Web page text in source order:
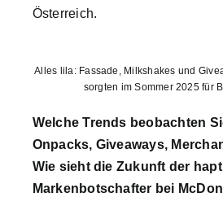
Österreich.
Alles lila: Fassade, Milkshakes und
sorgten im Sommer 2025 für
Welche Trends beobachten
Onpacks, Giveaways,
Wie sieht die Zukunft der
Markenbotschafter bei